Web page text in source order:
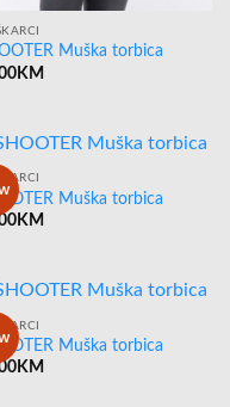
Muška torbica
KM
Muška torbica
KM
Muška torbica
KM